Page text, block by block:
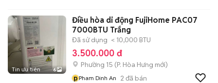
Tin ưu tiên 6
Điều hòa di động FujiHome PAC07
7000BTU Trắng
Đã sử dụng < 10,000 BTU
3.500.000 đ
Phường 15 (P. Hòa Hưng mới)
pPham Dinh An 2 đã bán